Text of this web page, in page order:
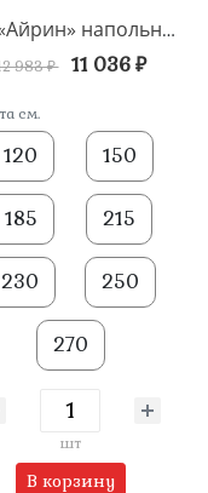
Ель «Айрин» напольная
983 ₽ 11 036 ₽
см.
120 150
185 215
230 250
270
шт
В корзину